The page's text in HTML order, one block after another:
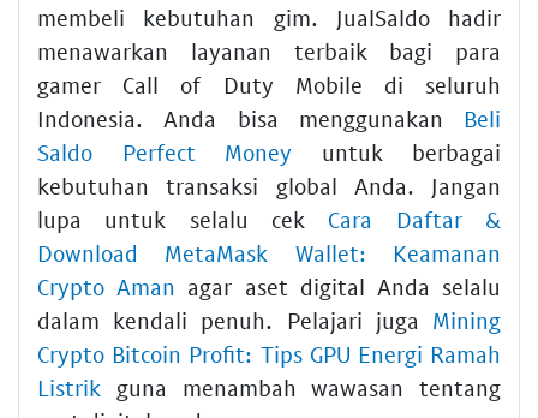
membeli kebutuhan gim. JualSaldo hadir
menawarkan layanan terbaik bagi para
gamer Call of Duty Mobile di seluruh
Indonesia. Anda bisa menggunakan Beli
Saldo Perfect Money untuk berbagai
kebutuhan transaksi global Anda. Jangan
lupa untuk selalu cek Cara Daftar &
Download MetaMask Wallet: Keamanan
Crypto Aman agar aset digital Anda selalu
dalam kendali penuh. Pelajari juga Mining
Crypto Bitcoin Profit: Tips GPU Energi Ramah
Listrik guna menambah wawasan tentang